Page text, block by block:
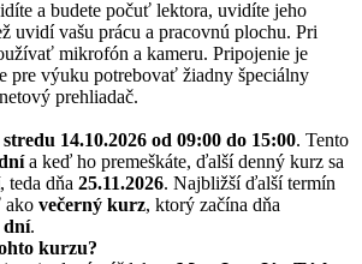
a budete počuť lektora, uvidíte jeho
uvidí vašu prácu a pracovnú plochu. Pri
mikrofón a kameru. Pripojenie je
pre výuku potrebovať žiadny špeciálny
prehliadač.
14.10.2026 od 09:00 do 15:00. Tento
a keď ho premeškáte, ďalší denný kurz sa
, teda dňa 25.11.2026. Najbližší ďalší termín
ako večerný kurz, ktorý začína dňa
dní.
kurzu?